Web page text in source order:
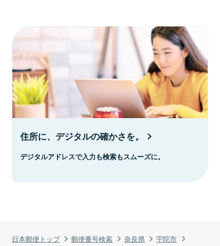
日本郵便トップ 郵便番号検索 奈良県
宇陀市
住所に、デジタルの確かさを。
デジタルアドレスで入力も検索もスムーズに。